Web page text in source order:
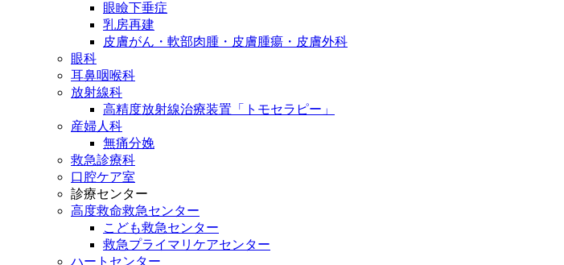
眼瞼下垂症
乳房再建
皮膚がん・軟部肉腫・皮膚腫瘍・皮膚外科
眼科
耳鼻咽喉科
放射線科
高精度放射線治療装置「トモセラピー」
産婦人科
無痛分娩
救急診療科
口腔ケア室
診療センター
高度救命救急センター
こども救急センター
救急プライマリケアセンター
ハートセンター